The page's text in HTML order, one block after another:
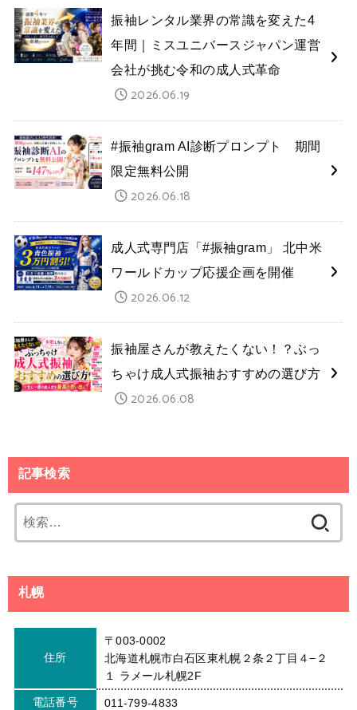
振袖レンタル業界の常識を変えた4
年間｜ミスユニバースジャパン運営
会社が挑む令和の成人式革命
2026.06.19
#振袖gram AI診断プロンプト 期間
限定無料公開
2026.06.18
成人式専門店「#振袖gram」 北中米
ワールドカップ応援企画を開催
2026.06.12
振袖屋さんが教えたくない！？ぶっ
ちゃけ成人式振袖おすすめの選び方
2026.06.08
記事検索
索:
札幌
住所
〒003-0002
北海道札幌市白石区東札幌２条２丁目４−２
１ ラメール札幌2F
電話番号 011-799-4833